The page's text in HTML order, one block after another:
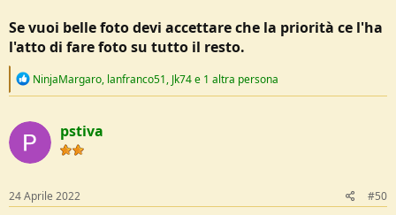
Se vuoi belle foto devi accettare che la priorità ce l'ha
l'atto di fare foto su tutto il resto.
R
e
c
t
i
o
s
:
NinjaMargaro, lanfranco51, Jk74e 1 altra persona
pstiva
24 Aprile 2022 #50